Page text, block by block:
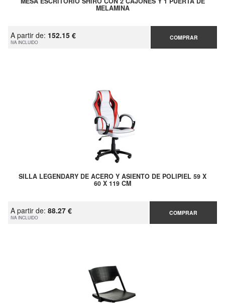
MELAMINA
A partir de: 152.15 €
IVA INCLUIDO
COMPRAR
SILLA LEGENDARY DE ACERO Y ASIENTO DE POLIPIEL 59 X
60 X 119 CM
A partir de: 88.27 €
IVA INCLUIDO
COMPRAR